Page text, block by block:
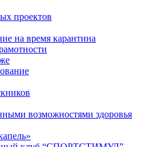
проектов
на время карантина
возможностями здоровья